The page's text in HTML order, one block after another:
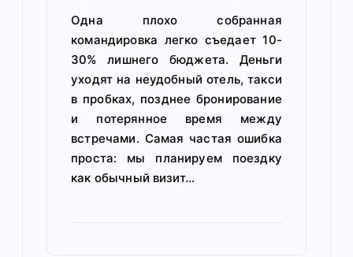
Одна плохо собранная
командировка легко съедает 10-
30% лишнего бюджета. Деньги
уходят на неудобный отель, такси
в пробках, позднее бронирование
и потерянное время между
встречами. Самая частая ошибка
проста: мы планируем поездку
как обычный визит…